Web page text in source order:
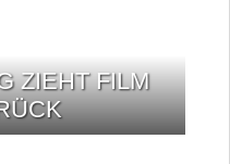
ZIEHT FILM